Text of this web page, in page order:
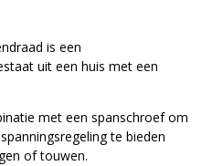
is een
uit een huis met een
met een spanschroef om
te bieden
of touwen.